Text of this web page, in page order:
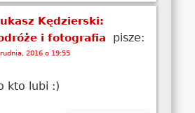
Kędzierski:
i fotografia
pisze:
2016 o 19:55
kto lubi :)